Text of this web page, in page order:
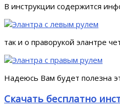
В инструкции содержится
так и о праворукой элантре
Надеюсь Вам будет полезна
Скачать бесплатно